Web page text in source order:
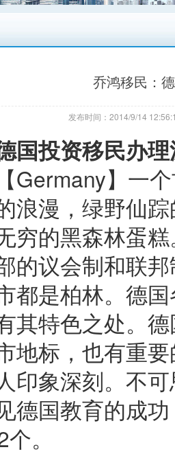
乔鸿移民：
发布时间：2014/9/14
国投资移民办
Germany】一
浪漫，绿野仙
穷的黑森林蛋
的议会制和联
都是柏林。德
其特色之处。
地标，也有重
印象深刻。不
德国教育的成
。